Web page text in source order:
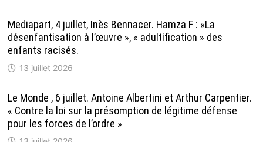
Mediapart, 4 juillet, Inès Bennacer. Hamza F : »La
désenfantisation à l’œuvre », « adultification » des
enfants racisés.
13 juillet 2026
Le Monde , 6 juillet. Antoine Albertini et Arthur Carpentier.
« Contre la loi sur la présomption de légitime défense
pour les forces de l’ordre »